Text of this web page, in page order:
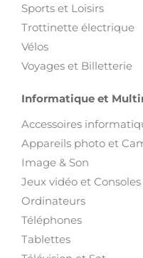
Sports et Loisirs
Trottinette électrique
Vélos
Voyages et Billetterie
Informatique et
Accessoires
Appareils photo et
Image & Son
Jeux vidéo et Consoles
Ordinateurs
Téléphones
Tablettes